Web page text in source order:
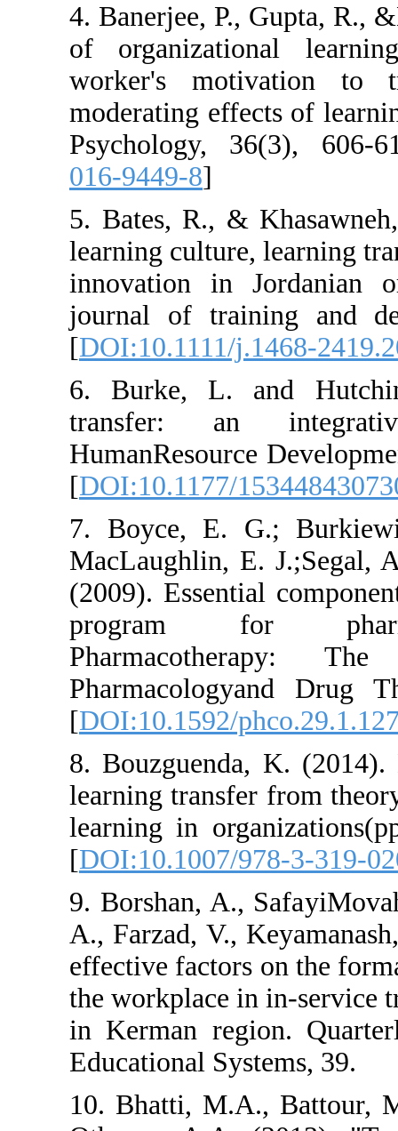
4. Banerjee,
of
worker's
moderating
Psychology,
016-9449-8
5. Bates, R., &
learning
innovation in
journal of
[DOI:10.1111/
6. Burke, L.
transfer:
[DOI:10.1177/
7. Boyce, E.
MacLaughlin,
(2009).
program
[DOI:10.1592/
8.
learning
learning in
[DOI:10.1007/
9. Borshan, A.,
A., Farzad, V.,
effective
the workplace
in Kerman
Educational
10. Bhatti,